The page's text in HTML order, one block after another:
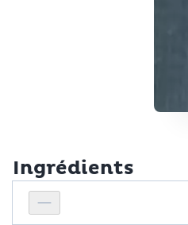
Ingrédients
Réduire le nombre de personnes
Personnes